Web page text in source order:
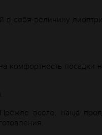
себя величину
комфортность посадки
всего, наша